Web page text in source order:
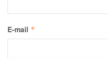
E-mail *